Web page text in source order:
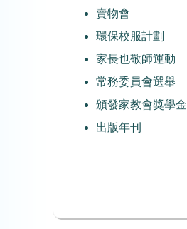
賣物會
環保校服計劃
家長也敬師運動
常務委員會選舉
頒發家教會獎學金
出版年刊